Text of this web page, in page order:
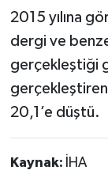
2015 yılına
dergi ve
gerçekleştiği
20,1’e düştü.
Kaynak: İHA